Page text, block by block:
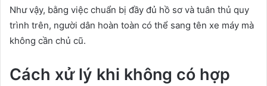
Như vậy, bằng việc chuẩn bị đầy đủ hồ sơ và tuân thủ quy
trình trên, người dân hoàn toàn có thể sang tên xe máy mà
không cần chủ cũ.
Cách xử lý khi không có hợp